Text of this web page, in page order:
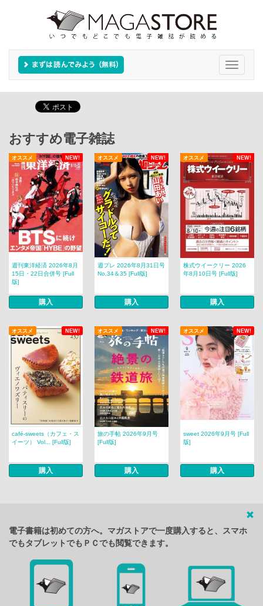
Toggle
おすすめ電子雑誌
NEW!
オススメ NEW!
オススメ NEW!
オススメ
週刊東洋経済 2026年8月
15日・22日合併号 [Full
版]
購入
週プレ 2026年8月31日号
No.34＆35 [Full版]
購入
株式ウイークリー 2026
年8月10日号 [Full版]
購入
NEW!
オススメ NEW!
オススメ NEW!
オススメ
café‐sweets（カフェ・ス
イーツ） Vol... [Full版]
購入
旅の手帖 2026年9月号
[Full版]
購入
sweet 2026年9月号 [Full
版]
購入
電子書籍は初めての方へ。マガストアで一度購入すると、スマホ
でもタブレットでもＰＣでも閲覧できます。